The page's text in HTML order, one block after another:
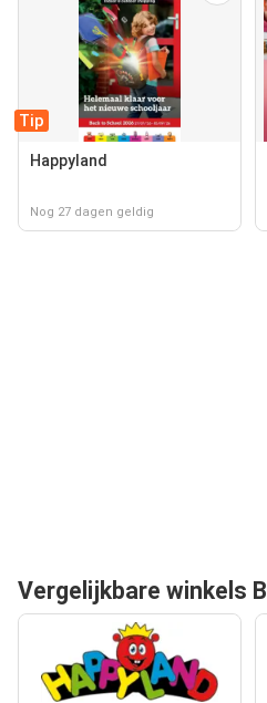
Tip
Happyland
Nog 27 dagen geldig
Vergelijkbare winkels